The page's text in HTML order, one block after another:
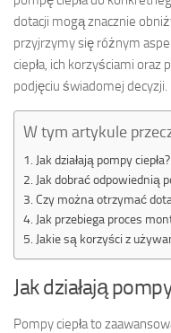
dotacji mogą znacznie
przyjrzymy się różnym
ciepła, ich korzyściami oraz
podjęciu świadomej decyzji.
W tym artykule
Jak działają pompy ciepła?
Jak dobrać odpowiednią
Czy można otrzymać
Jak przebiega proces
Jakie są korzyści z
Jak działają
Pompy ciepła to